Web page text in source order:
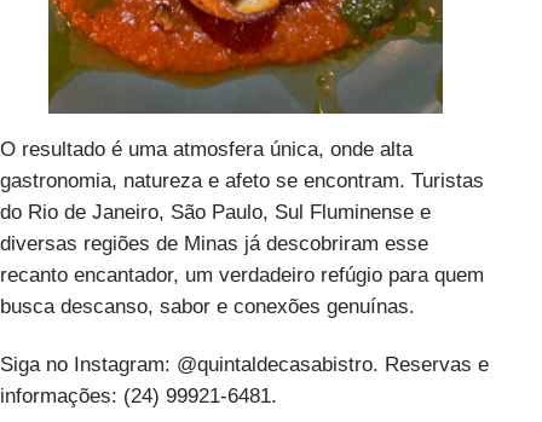
O resultado é uma atmosfera única, onde alta
gastronomia, natureza e afeto se encontram. Turistas
do Rio de Janeiro, São Paulo, Sul Fluminense e
diversas regiões de Minas já descobriram esse
recanto encantador, um verdadeiro refúgio para quem
busca descanso, sabor e conexões genuínas.
Siga no Instagram: @quintaldecasabistro. Reservas e
informações: (24) 99921-6481.